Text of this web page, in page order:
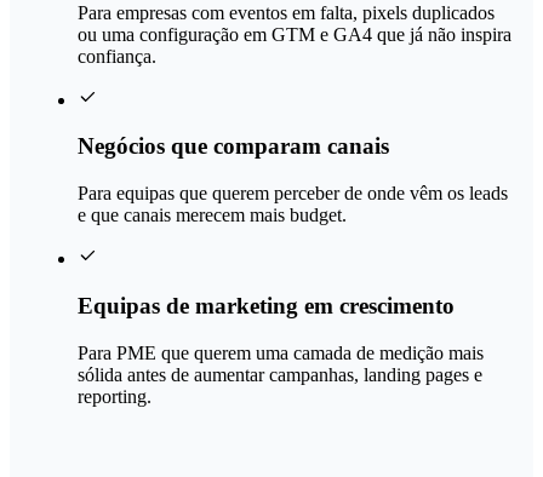
Para empresas com eventos em falta, pixels duplicados
ou uma configuração em GTM e GA4 que já não inspira
confiança.
Negócios que comparam canais
Para equipas que querem perceber de onde vêm os leads
e que canais merecem mais budget.
Equipas de marketing em crescimento
Para PME que querem uma camada de medição mais
sólida antes de aumentar campanhas, landing pages e
reporting.